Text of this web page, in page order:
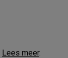
Lees meer.